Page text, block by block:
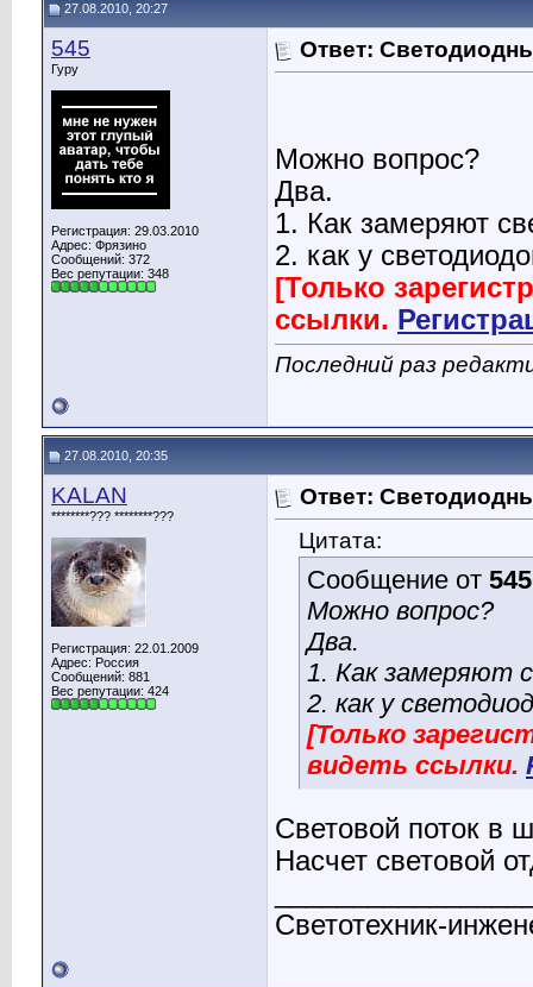
27.08.2010, 20:27
545
Гуру
Регистрация: 29.03.2010
Адрес: Фрязино
Сообщений: 372
Вес репутации: 348
Ответ:
Можно вопрос?
Два.
1. Как замеряют
2. как у
[Только
ссылки.
Последний раз
27.08.2010, 20:35
KALAN
********??? ********???
Регистрация: 22.01.2009
Адрес: Россия
Сообщений: 881
Вес репутации: 424
Ответ:
Цитата:
Сообщение от 545
Можно вопрос?
Два.
1. Как замеряют
2. как у
[Только
видеть ссылки.
Световой поток в
Насчет световой
Светотехник-